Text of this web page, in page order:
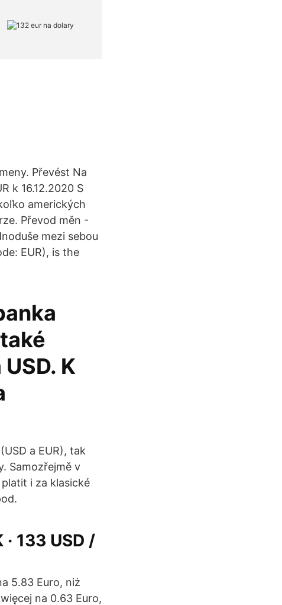
Převést Na
k 16.12.2020 S
amerických
Převod měn -
mezi sebou
EUR), is the
K
a EUR), tak
Samozřejmě v
i za klasické
· 133 USD /
5.83 Euro, niż
na 0.63 Euro,